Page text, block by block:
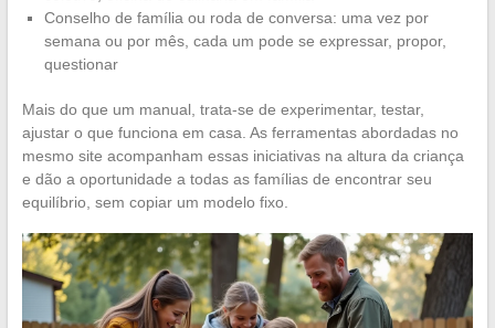
Conselho de família ou roda de conversa: uma vez por
semana ou por mês, cada um pode se expressar, propor,
questionar
Mais do que um manual, trata-se de experimentar, testar,
ajustar o que funciona em casa. As ferramentas abordadas no
mesmo site acompanham essas iniciativas na altura da criança
e dão a oportunidade a todas as famílias de encontrar seu
equilíbrio, sem copiar um modelo fixo.